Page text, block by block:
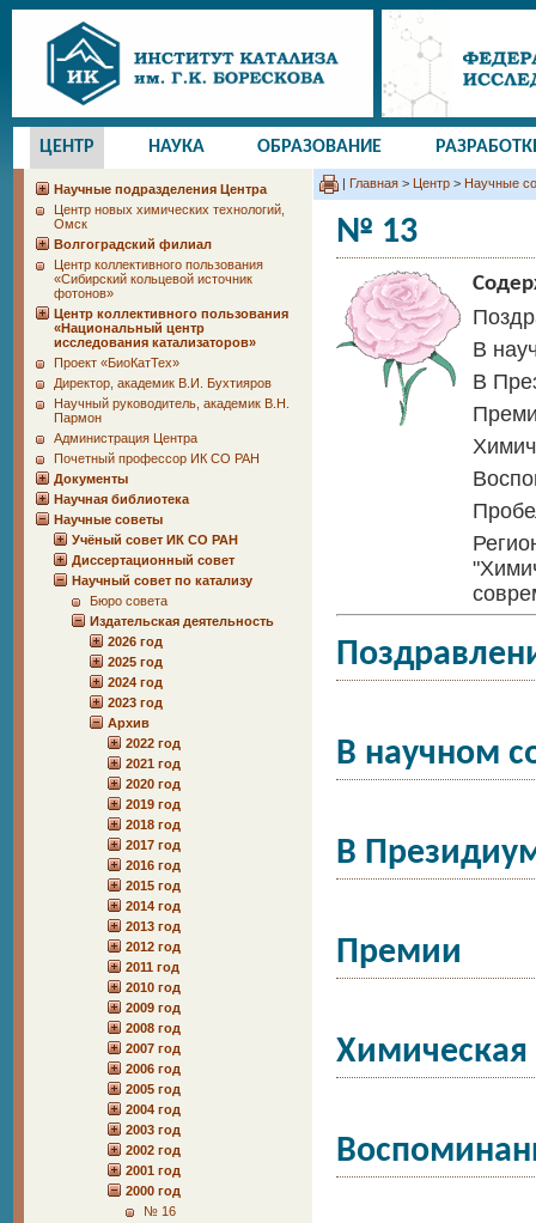
ЦЕНТР НАУКА ОБРАЗОВАНИЕ
Научные подразделения Центра
Центр новых химических технологий,
Омск
Волгоградский филиал
Центр коллективного пользования
«Сибирский кольцевой источник
фотонов»
Центр коллективного пользования
«Национальный центр
исследования катализаторов»
Проект «БиоКатТех»
Директор, академик В.И. Бухтияров
Научный руководитель, академик В.Н.
Пармон
Администрация Центра
Почетный профессор ИК СО РАН
Документы
Научная библиотека
Научные советы
Учёный совет ИК СО РАН
Диссертационный совет
Научный совет по катализу
Бюро совета
Издательская деятельность
2026 год
2025 год
2024 год
2023 год
Архив
2022 год
2021 год
2020 год
2019 год
2018 год
2017 год
2016 год
2015 год
2014 год
2013 год
2012 год
2011 год
2010 год
2009 год
2008 год
2007 год
2006 год
2005 год
2004 год
2003 год
2002 год
2001 год
2000 год
№ 16
| Главная > Центр > Научные
№ 13
В
В
В научном
В
Премии